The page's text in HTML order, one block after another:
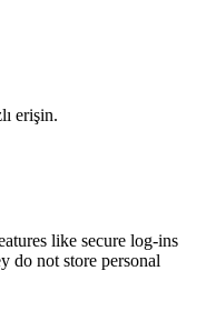
erişin.
like secure log-ins
do not store personal